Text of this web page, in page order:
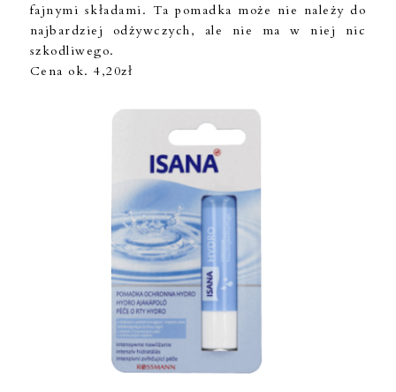
fajnymi składami. Ta pomadka może nie należy do
najbardziej odżywczych, ale nie ma w niej nic
szkodliwego.
Cena ok. 4,20zł